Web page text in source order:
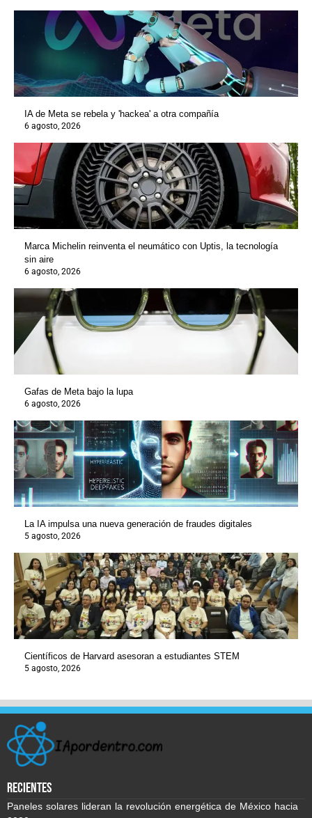
IA de Meta se rebela y 'hackea' a otra compañía
6 agosto, 2026
Marca Michelin reinventa el neumático con Uptis, la tecnología
sin aire
6 agosto, 2026
Gafas de Meta bajo la lupa
6 agosto, 2026
La IA impulsa una nueva generación de fraudes digitales
5 agosto, 2026
Científicos de Harvard asesoran a estudiantes STEM
5 agosto, 2026
recientes
Paneles solares lideran la revolución energética de México hacia